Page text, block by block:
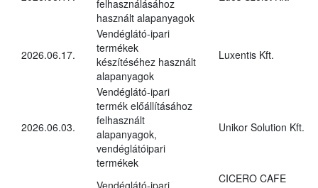
felhasználásához
használt alapanyagok
2026.06.17.
Vendéglátó-ipari
termékek
készítéséhez használt
alapanyagok
Luxentis Kft.
2026.06.03.
Vendéglátó-ipari
termék előállításához
felhasznált
alapanyagok,
vendéglátóipari
termékek
Unikor Solution Kft.
Vendéglátó-ipari
CICERO CAFE